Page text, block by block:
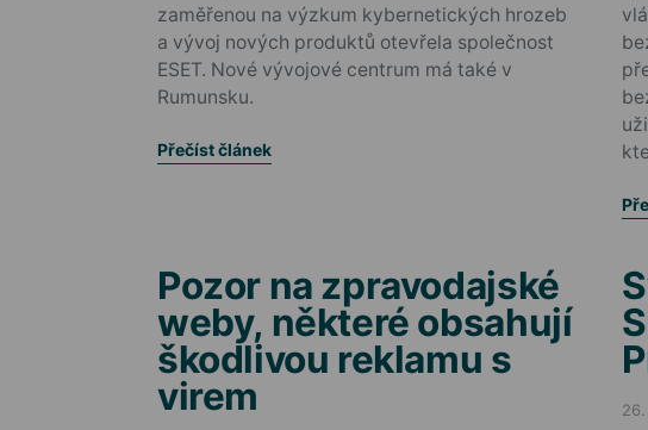
zaměřenou na výzkum kybernetických hrozeb
a vývoj nových produktů otevřela společnost
ESET. Nové vývojové centrum má také v
Rumunsku.
Přečíst článek
Pozor na zpravodajské
weby, některé obsahují
škodlivou reklamu s
virem